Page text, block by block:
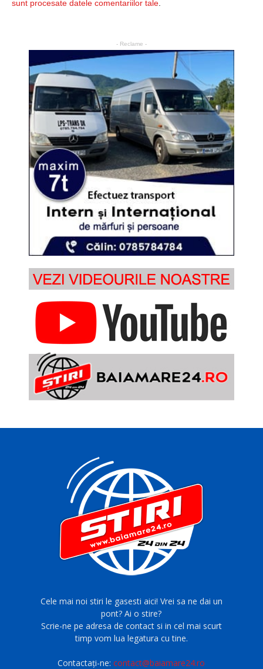
sunt procesate datele comentariilor tale.
- Reclame -
Cele mai noi stiri le gasesti aici! Vrei sa ne dai un
pont? Ai o stire?
Scrie-ne pe adresa de contact si in cel mai scurt
timp vom lua legatura cu tine.
Contactați-ne:contact@baiamare24.ro